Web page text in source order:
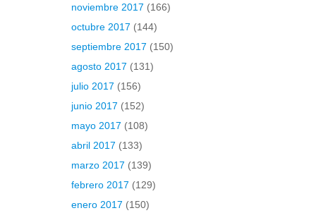
noviembre 2017 (166)
octubre 2017 (144)
septiembre 2017 (150)
agosto 2017 (131)
julio 2017 (156)
junio 2017 (152)
mayo 2017 (108)
abril 2017 (133)
marzo 2017 (139)
febrero 2017 (129)
enero 2017 (150)